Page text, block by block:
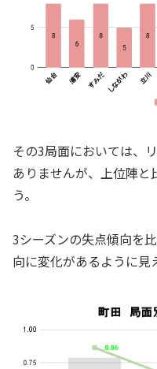
その3局面においては、
ありませんが、上位陣
う。
3シーズンの失点傾向を
向に変化があるように見